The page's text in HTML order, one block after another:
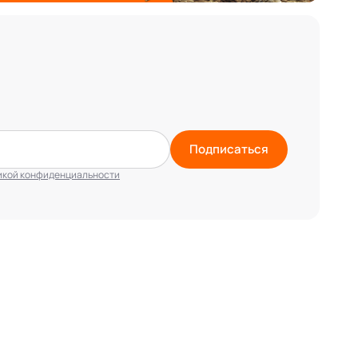
Подписаться
конфиденциальности